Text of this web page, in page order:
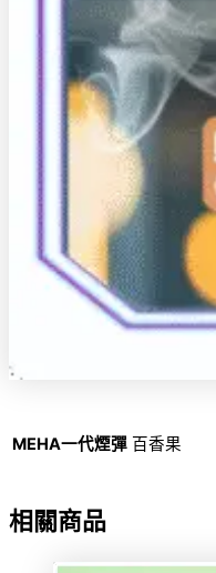
MEHA一代煙彈 百香果
相關商品